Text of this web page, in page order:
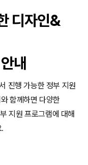
디자인&
내
진행 가능한 정부 지원
함께하면 다양한
지원 프로그램에 대해